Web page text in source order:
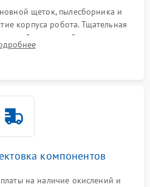
щеток, пылесборника и
корпуса робота. Тщательная
шестерней и плат от
и шерсти животных с
компонентов
на наличие окислений и